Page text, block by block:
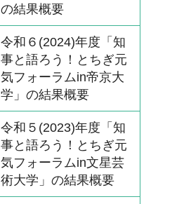
の結果概要
令和６(2024)年度「知
事と語ろう！とちぎ元
気フォーラムin帝京大
学」の結果概要
令和５(2023)年度「知
事と語ろう！とちぎ元
気フォーラムin文星芸
術大学」の結果概要